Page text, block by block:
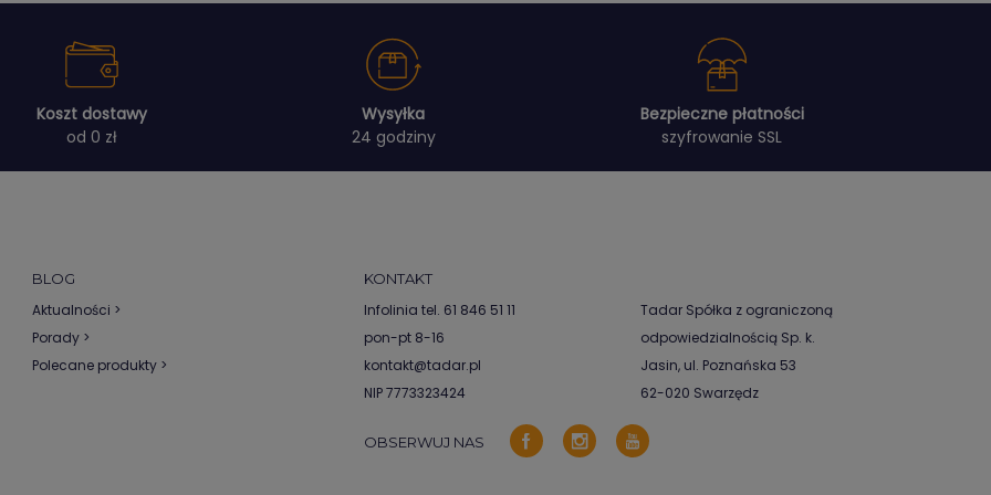
Koszt dostawy
od 0 zł
Wysyłka
24 godziny
Bezpieczne płatności
szyfrowanie SSL
BLOG
Aktualności >
Porady >
Polecane produkty >
KONTAKT
Infolinia tel. 61 846 51 11
pon-pt 8-16
kontakt@tadar.pl
NIP 7773323424
Tadar Spółka z ograniczoną
odpowiedzialnością Sp. k.
Jasin, ul. Poznańska 53
62-020 Swarzędz
OBSERWUJ NAS